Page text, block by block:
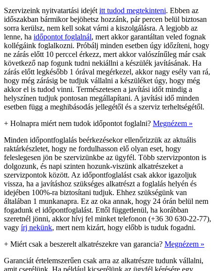
Szervizeink nyitvatartási idejét itt tudod megtekinteni. Ebben az
időszakban bármikor bejöhetsz hozzánk, pár percen belül biztosan
sorra kerülsz, nem kell sokat várni a kiszolgálásra. A legjobb az
lenne, ha időpontot foglalnál, mert akkor garantáltan veled fognak
kollégáink foglalkozni. Próbálj minden esetben úgy időzíteni, hogy
ne zárás előtt 10 perccel érkezz, mert akkor valószínűleg már csak
következő nap fogunk tudni nekiállni a készülék javításának. Ha
zárás előtt legkésőbb 1 órával megérkezel, akkor nagy esély van rá,
hogy még zárásig be tudjuk vállalni a készüléket úgy, hogy még
akkor el is tudod vinni. Természetesen a javítási időt mindig a
helyszínen tudjuk pontosan megállapítani. A javítási idő minden
esetben függ a meghibásodás jellegétől és a szerviz terheltségétől.
+ Holnapra miért nem tudok időpontot foglalni? Megnézem »
Minden időpontfoglalás beérkezésekor ellenőrizzük az aktuális
raktárkészletet, hogy ne fordulhasson elő olyan eset, hogy
feleslegesen jön be szervizünkbe az ügyfél. Több szervizponton is
dolgozunk, és napi szinten hozunk-viszünk alkatrészeket a
szervizpontok között. Az időpontfoglalást csak akkor igazoljuk
vissza, ha a javításhoz szükséges alkatrészt a foglalás helyén és
idejében 100%-ra biztosítani tudjuk. Ehhez szükségünk van
általában 1 munkanapra. Ez az oka annak, hogy 24 órán belül nem
fogadunk el időpontfoglalást. Ettől függetlenül, ha korábban
szeretnél jönni, akkor hívj fel minket telefonon (+36 30 630-22-77),
vagy írj nekünk, mert nem kizárt, hogy előbb is tuduk fogadni.
+ Miért csak a beszerelt alkatrészekre van garancia? Megnézem »
Garanciát értelemszerűen csak arra az alkatrészre tudunk vállalni,
amit cserélünk. Ha például kicserélünk az ügyfél kérésére egy